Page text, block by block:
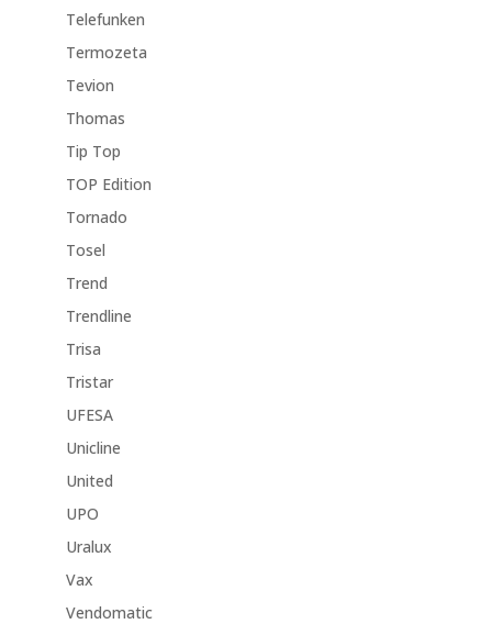
Telefunken
Termozeta
Tevion
Thomas
Tip Top
TOP Edition
Tornado
Tosel
Trend
Trendline
Trisa
Tristar
UFESA
Unicline
United
UPO
Uralux
Vax
Vendomatic